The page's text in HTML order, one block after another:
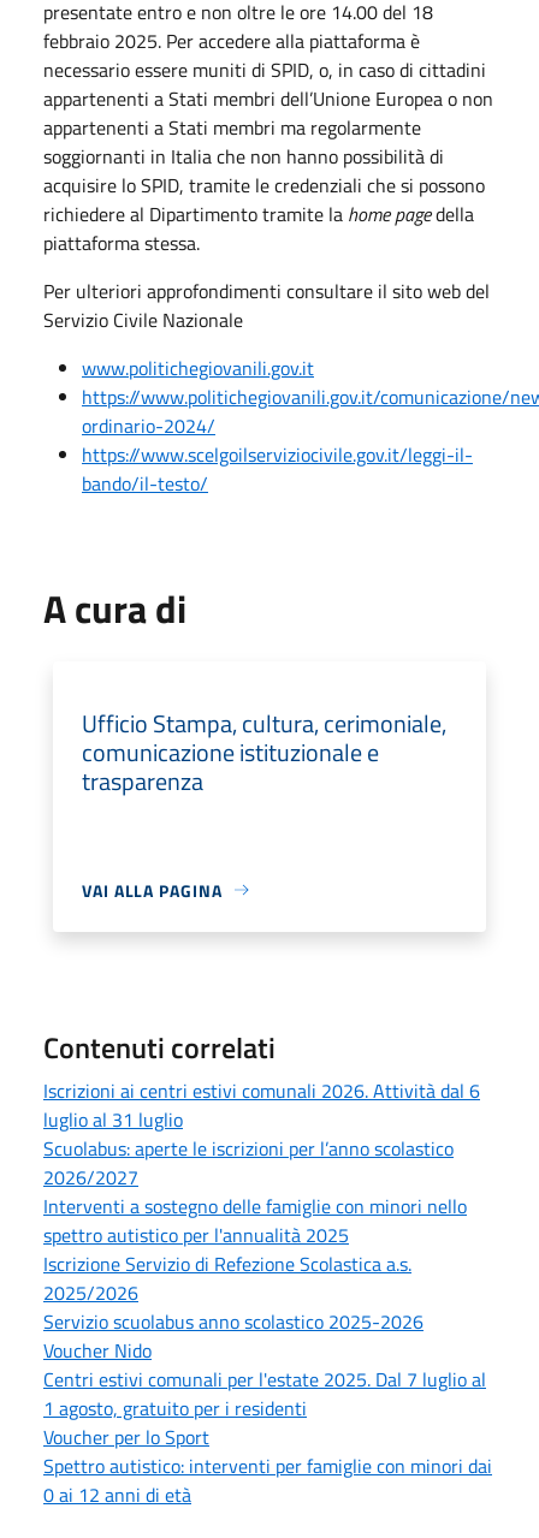
presentate entro e non oltre le ore 14.00 del 18
febbraio 2025. Per accedere alla piattaforma è
necessario essere muniti di SPID, o, in caso di cittadini
appartenenti a Stati membri dell’Unione Europea o non
appartenenti a Stati membri ma regolarmente
soggiornanti in Italia che non hanno possibilità di
acquisire lo SPID, tramite le credenziali che si possono
richiedere al Dipartimento tramite la home pagedella
piattaforma stessa.
Per ulteriori approfondimenti consultare il sito web del
Servizio Civile Nazionale
www.politichegiovanili.gov.it
https://www.politichegiovanili.gov.it/comunicazione/
ordinario-2024/
https://www.scelgoilserviziocivile.gov.it/leggi-il-
bando/il-testo/
A cura di
Ufficio Stampa, cultura, cerimoniale,
comunicazione istituzionale e
trasparenza
VAI ALLA PAGINA
Contenuti correlati
Iscrizioni ai centri estivi comunali 2026. Attività dal 6
luglio al 31 luglio
Scuolabus: aperte le iscrizioni per l’anno scolastico
2026/2027
Interventi a sostegno delle famiglie con minori nello
spettro autistico per l'annualità 2025
Iscrizione Servizio di Refezione Scolastica a.s.
2025/2026
Servizio scuolabus anno scolastico 2025-2026
Voucher Nido
Centri estivi comunali per l'estate 2025. Dal 7 luglio al
1 agosto, gratuito per i residenti
Voucher per lo Sport
Spettro autistico: interventi per famiglie con minori dai
0 ai 12 anni di età